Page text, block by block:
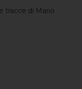
tracce di Mario